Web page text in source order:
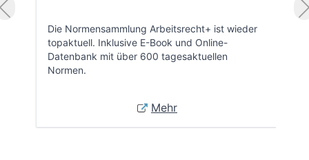
Die Normensammlung Arbeitsrecht+ ist wieder
topaktuell. Inklusive E-Book und Online-
Datenbank mit über 600 tagesaktuellen
Normen.
Mehr